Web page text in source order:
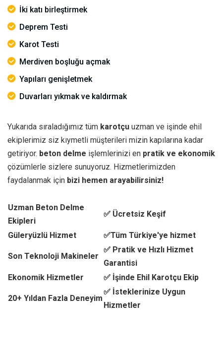
İki katı birleştirmek
Deprem Testi
Karot Testi
Merdiven boşluğu açmak
Yapıları genişletmek
Duvarları yıkmak ve kaldırmak
Yukarıda sıraladığımız tüm karotçu uzman ve işinde ehil
ekiplerimiz siz kıymetli müşterileri mizin kapılarına kadar
getiriyor. beton delme işlemlerinizi en pratik ve ekonomik
çözümlerle sizlere sunuyoruz. Hizmetlerimizden
faydalanmak için bizi hemen arayabilirsiniz!
Uzman Beton Delme
Ekipleri
✅ Ücretsiz Keşif
Güleryüzlü Hizmet ✅Tüm Türkiye'ye hizmet
Son Teknoloji Makineler
✅ Pratik ve Hızlı Hizmet
Garantisi
Ekonomik Hizmetler
✅ İşinde Ehil Karotçu Ekip
20+ Yıldan Fazla Deneyim
✅ İsteklerinize Uygun
Hizmetler